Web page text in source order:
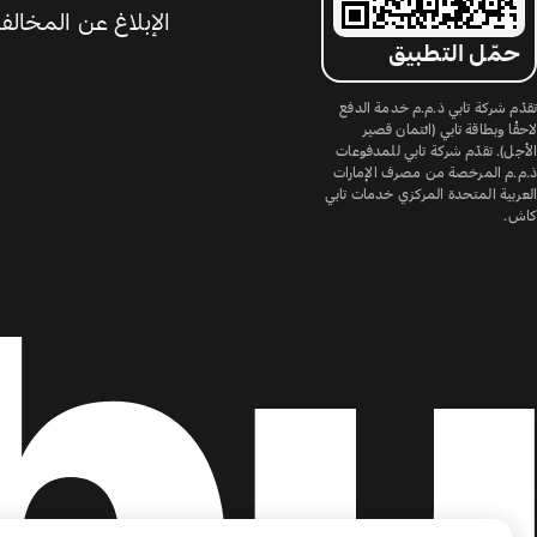
حمّل التطبيق
تقدّم شركة تابي ذ.م.م خدمة الدفع
لاحقًا وبطاقة تابي (ائتمان قصير
الأجل). تقدّم شركة تابي للمدفوعات
ذ.م.م المرخصة من مصرف الإمارات
العربية المتحدة المركزي خدمات تابي
كاش.
الإبلاغ عن